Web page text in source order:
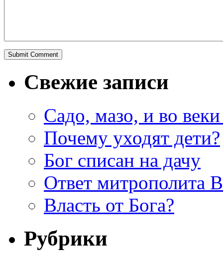
Свежие записи
Садо, мазо, и во веки
Почему уходят дети?
Бог списан на дачу
Ответ митрополита
Власть от Бога?
Рубрики